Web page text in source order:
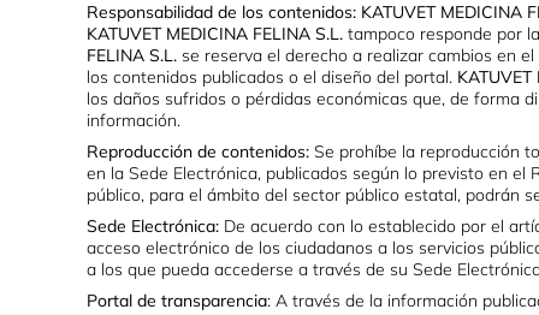
Responsabilidad de los contenidos: KATUVET MEDICINA
KATUVET MEDICINA FELINA S.L. tampoco responde por
FELINA S.L. se reserva el derecho a realizar cambios en
los contenidos publicados o el diseño del portal. KATUVET
los daños sufridos o pérdidas económicas que, de forma
información.
Reproducción de contenidos: Se prohíbe la reproducción
en la Sede Electrónica, publicados según lo previsto en
público, para el ámbito del sector público estatal, podrán
Sede Electrónica: De acuerdo con lo establecido por el
acceso electrónico de los ciudadanos a los servicios
a los que pueda accederse a través de su Sede
Portal de transparencia: A través de la información